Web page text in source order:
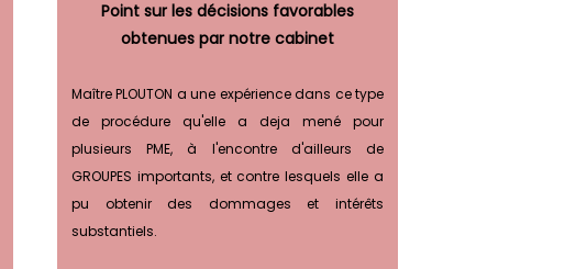
Point sur les décisions favorables
obtenues par notre cabinet
Maître PLOUTON a une expérience dans ce type
de procédure qu'elle a deja mené pour
plusieurs PME, à l'encontre d'ailleurs de
GROUPES importants, et contre lesquels elle a
pu obtenir des dommages et intérêts
substantiels.